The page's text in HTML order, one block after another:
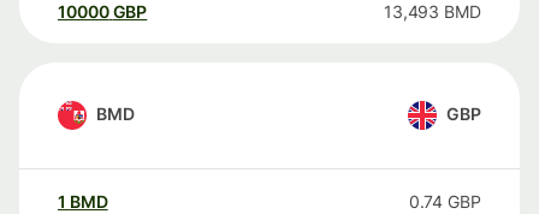
10000 GBP 13,493 BMD
BMD GBP
1 BMD 0.74 GBP